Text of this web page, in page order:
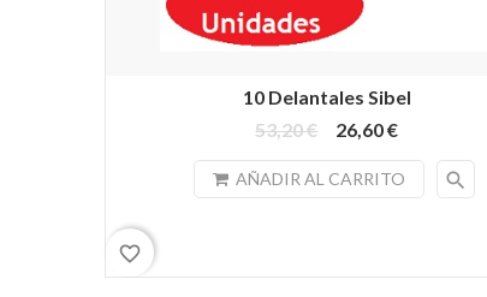
10 Delantales Sibel
53,20 €
26,60 €
AÑADIR AL CARRITO search
favorite_border